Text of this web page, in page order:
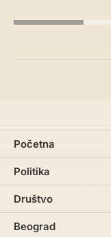
Početna
Politika
Društvo
Beograd